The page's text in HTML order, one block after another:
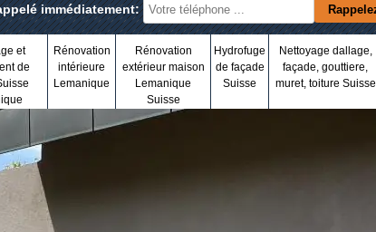
immédiatement:
et
de
Rénovation
intérieure
Lemanique
Rénovation
extérieur maison
Lemanique
Suisse
Hydrofuge
de façade
Suisse
Nettoyage dallage,
façade, gouttiere,
muret, toiture Suisse